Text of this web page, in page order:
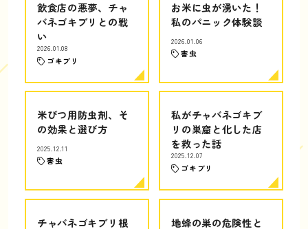
飲食店の悪夢、チャ
バネゴキブリとの戦
い
2026.01.08
ゴキブリ
お米に虫が湧いた！
私のパニック体験談
2026.01.06
害虫
米びつ用防虫剤、そ
の効果と選び方
2025.12.11
害虫
私がチャバネゴキブ
リの巣窟と化した店
を救った話
2025.12.07
ゴキブリ
チャバネゴキブリ根
地蜂の巣の危険性と